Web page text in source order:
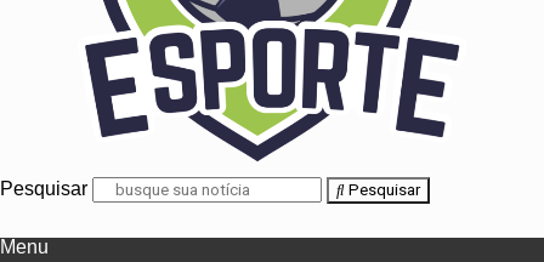
Pesquisar Pesquisar
Menu